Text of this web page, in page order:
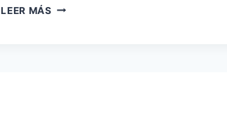
LEER MÁS ¿ES